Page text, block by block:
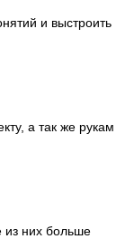
и выстроить
а так же рукам
из них больше